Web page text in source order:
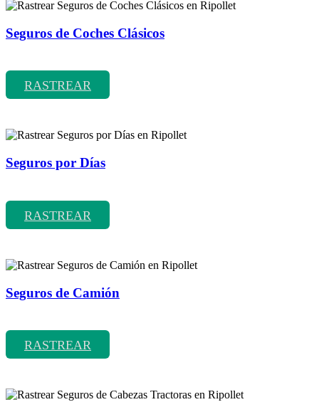
Seguros de Coches Clásicos
RASTREAR
Seguros por Días
RASTREAR
Seguros de Camión
RASTREAR